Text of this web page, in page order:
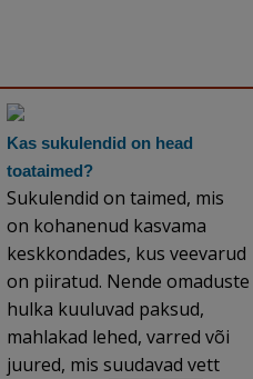
Kas sukulendid on head
toataimed?
Sukulendid on taimed, mis
on kohanenud kasvama
keskkondades, kus veevarud
on piiratud. Nende omaduste
hulka kuuluvad paksud,
mahlakad lehed, varred või
juured, mis suudavad vett